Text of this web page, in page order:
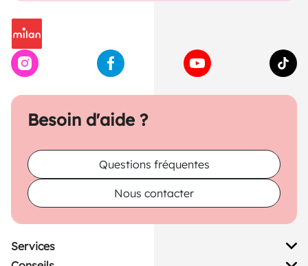
Besoin d'aide ?
Questions fréquentes
Nous contacter
Services